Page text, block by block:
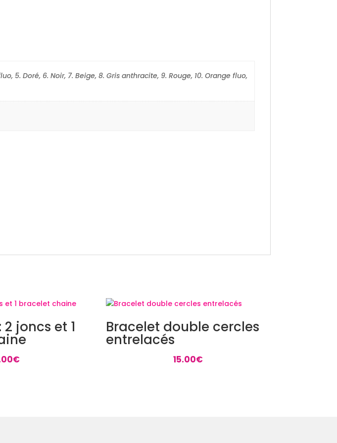
5. Doré, 6. Noir, 7. Beige, 8. Gris anthracite, 9. Rouge, 10. Orange fluo,
joncs et 1
€
Bracelet double cercles
entrelacés
15.00€